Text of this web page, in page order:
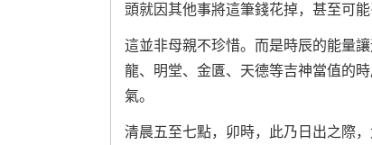
頭就因其他事將這筆錢花掉，甚至可能
這並非母親不珍惜。而是時辰的能量
龍、明堂、金匱、天德等吉神當值的
氣。
清晨五至七點，卯時，此乃日出之際